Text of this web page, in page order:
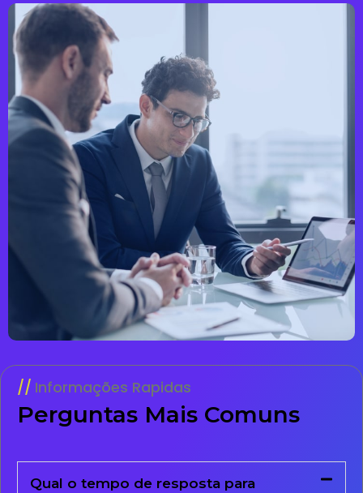
Informações Rapidas
Perguntas Mais Comuns
Qual o tempo de resposta para